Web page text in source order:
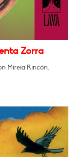
Zorra
Mireia Rincón.